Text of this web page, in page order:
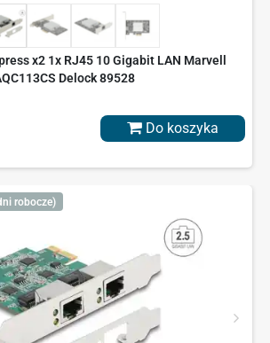
x2 1x RJ45 10 Gigabit LAN Marvell
Delock 89528
Do koszyka
robocze)